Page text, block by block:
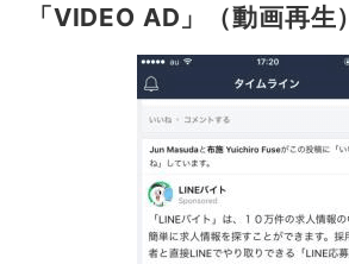
「VIDEO AD」（動画再生）